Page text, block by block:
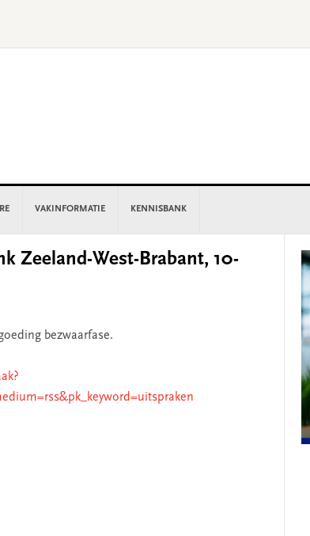
VAKINFORMATIE KENNISBANK
Zeeland-West-Brabant, 10-
bezwaarfase.